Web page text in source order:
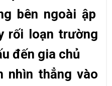
bên ngoài ập
rối loạn trường
đến gia chủ
nhìn thẳng vào